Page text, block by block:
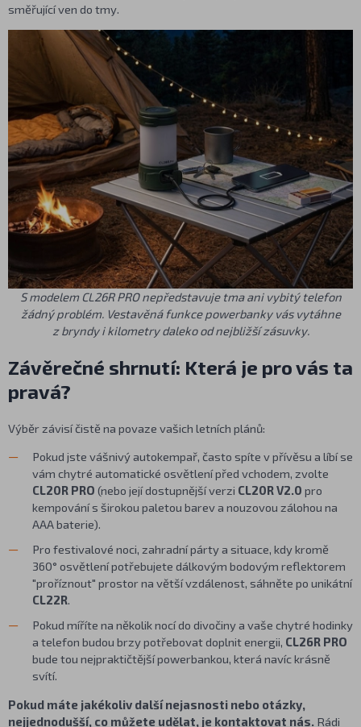
směřující ven do tmy.
S modelem CL26R PRO nepředstavuje tma ani vybitý telefon
žádný problém. Vestavěná funkce powerbanky vás vytáhne
z bryndy i kilometry daleko od nejbližší zásuvky.
Závěrečné shrnutí: Která je pro vás ta
pravá?
Výběr závisí čistě na povaze vašich letních plánů:
Pokud jste vášnivý autokempař, často spíte v přívěsu a líbí se
vám chytré automatické osvětlení před vchodem, zvolte
CL20R PRO (nebo její dostupnější verzi CL20R V2.0 pro
kempování s širokou paletou barev a nouzovou zálohou na
AAA baterie).
Pro festivalové noci, zahradní párty a situace, kdy kromě
360° osvětlení potřebujete dálkovým bodovým reflektorem
"proříznout" prostor na větší vzdálenost, sáhněte po unikátní
CL22R.
Pokud míříte na několik nocí do divočiny a vaše chytré hodinky
a telefon budou brzy potřebovat doplnit energii, CL26R PRO
bude tou nejpraktičtější powerbankou, která navíc krásně
svítí.
Pokud máte jakékoliv další nejasnosti nebo otázky,
nejjednodušší, co můžete udělat, je kontaktovat nás. Rádi